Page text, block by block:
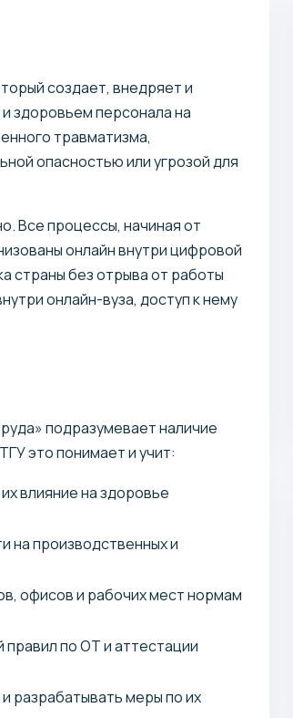
создает, внедряет и
здоровьем персонала на
травматизма,
опасностью или угрозой для
Все процессы, начиная от
онлайн внутри цифровой
страны без отрыва от работы
онлайн-вуза, доступ к нему
подразумевает наличие
это понимает и учит:
влияние на здоровье
на производственных и
офисов и рабочих мест нормам
правил по ОТ и аттестации
разрабатывать меры по их